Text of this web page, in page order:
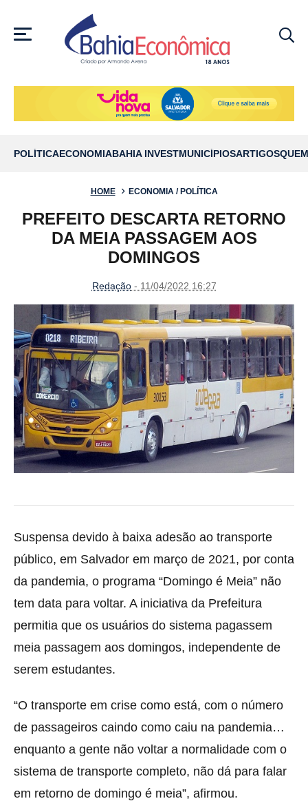
MENU
POLÍTICAECONOMIABAHIA INVESTMUNICÍPIOSARTIGOS
HOME ECONOMIA / POLÍTICA
PREFEITO DESCARTA RETORNO
DA MEIA PASSAGEM AOS
DOMINGOS
Redação- 11/04/2022 16:27
Suspensa devido à baixa adesão ao transporte
público, em Salvador em março de 2021, por conta
da pandemia, o programa “Domingo é Meia” não
tem data para voltar. A iniciativa da Prefeitura
permitia que os usuários do sistema pagassem
meia passagem aos domingos, independente de
serem estudantes.
“O transporte em crise como está, com o número
de passageiros caindo como caiu na pandemia…
enquanto a gente não voltar a normalidade com o
sistema de transporte completo, não dá para falar
em retorno de domingo é meia”, afirmou.